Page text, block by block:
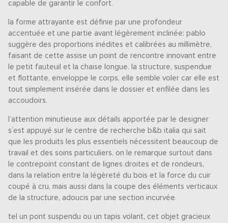
capable de garantir le confort.
la forme attrayante est définie par une profondeur
accentuée et une partie avant légèrement inclinée: pablo
suggère des proportions inédites et calibrées au millimètre,
faisant de cette assise un point de rencontre innovant entre
le petit fauteuil et la chaise longue. la structure, suspendue
et flottante, enveloppe le corps, elle semble voler car elle est
tout simplement insérée dans le dossier et enfilée dans les
accoudoirs.
l’attention minutieuse aux détails apportée par le designer
s’est appuyé sur le centre de recherche b&b italia qui sait
que les produits les plus essentiels nécessitent beaucoup de
travail et des soins particuliers. on le remarque surtout dans
le contrepoint constant de lignes droites et de rondeurs,
dans la relation entre la légèreté du bois et la force du cuir
coupé à cru, mais aussi dans la coupe des éléments verticaux
de la structure, adoucis par une section incurvée.
tel un pont suspendu ou un tapis volant, cet objet gracieux